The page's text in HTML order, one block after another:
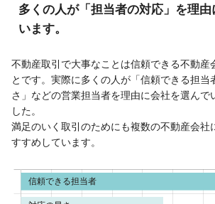
多くの人が「担当者の対応」を理
います。
不動産取引で大事なことは信頼できる不動産
とです。実際に多くの人が「信頼できる担当
さ」などの営業担当者を理由に会社を選んで
した。
満足のいく取引のためにも複数の不動産会社
すすめしています。